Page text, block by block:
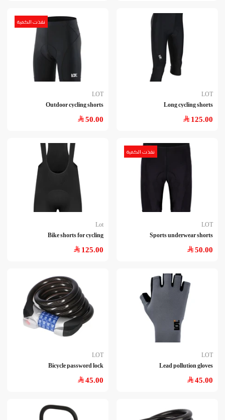
LOT
Long cycling shorts
125.00
نفذت الكمية
LOT
Outdoor cycling shorts
50.00
نفذت الكمية
LOT
Sports underwear shorts
50.00
Lot
Bike shorts for cycling
125.00
LOT
Lead pollution gloves
45.00
LOT
Bicycle password lock
45.00